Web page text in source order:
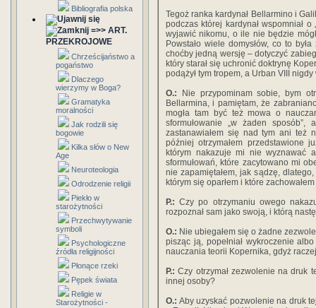
Bibliografia polska
=>> ART.
PRZEKROJOWE
Chrześcijaństwo a
pogaństwo
Dlaczego
wierzymy w Boga?
Gramatyka
moralności
Jak rodzili się
bogowie
Kilka słów o New
Age
Neuroteologia
Odrodzenie religii
Piekło w
starożytności
Przechwytywanie
symboli
Psychologiczne
źródła religijności
Płonące rzeki
Pępek świata
Religie w
Starożytności -
Tegoż ranka kardynał Bellarmino i
podczas której kardynał wspomniał
wyjawić nikomu, o ile nie będzie
Powstało wiele domysłów, co to
choćby jedną wersję – dotyczyć
który starał się uchronić doktrynę
podążył tym tropem, a Urban VIII
O.: Nie przypominam sobie, bym
Bellarmina, i pamiętam, że
mogła tam być też mowa o
sformułowanie „w żaden
zastanawiałem się nad tym ani też
później otrzymałem przedstawione
którym nakazuje mi nie wyznawać
sformułowań, które zacytowano mi
nie zapamiętałem, jak sądzę,
którym się oparłem i które
P.: Czy po otrzymaniu owego
rozpoznał sam jako swoją, i którą
O.: Nie ubiegałem się o żadne
pisząc ją, popełniał wykroczenie
nauczania teorii Kopernika, gdyż
P.: Czy otrzymał zezwolenie na druk
innej osoby?
O.: Aby uzyskać pozwolenie na druk